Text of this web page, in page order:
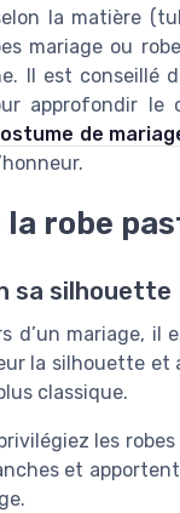
la matière
mariage ou
Il est conseillé
approfondir
de
robe
sa silhouette
d’un mariage, il
la silhouette
classique.
les
et